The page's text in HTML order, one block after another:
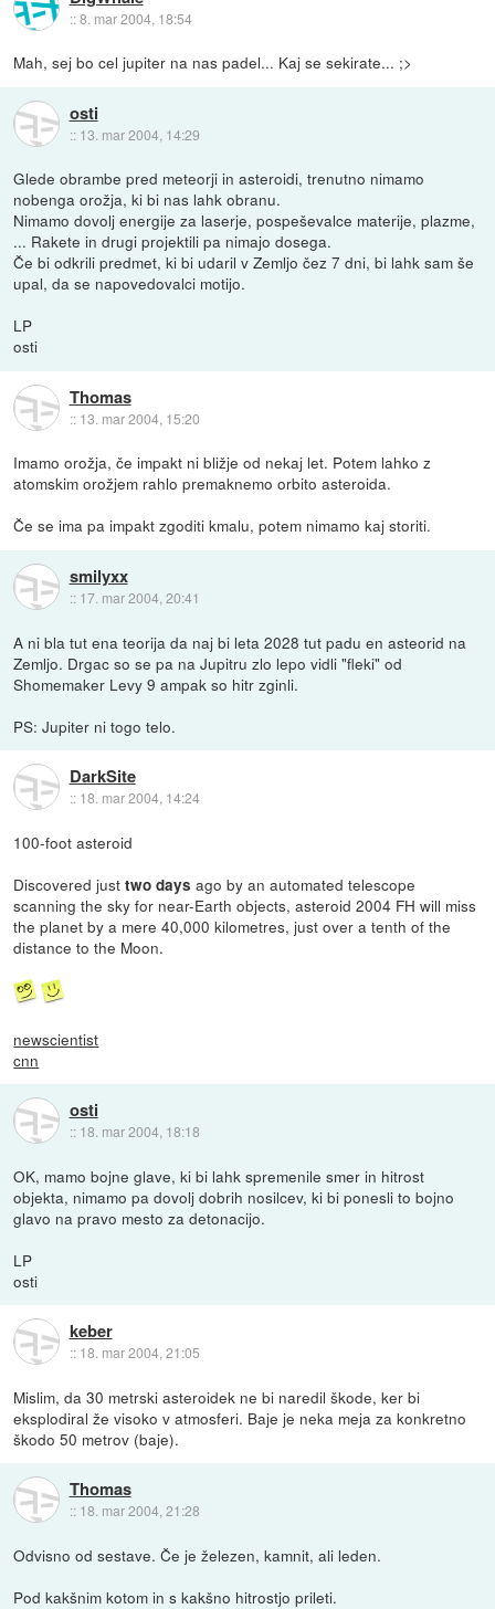
::8. mar 2004, 18:54
Mah, sej bo cel jupiter na nas padel... Kaj se sekirate... ;>
osti
:: 13. mar 2004, 14:29
Glede obrambe pred meteorji in asteroidi, trenutno nimamo
nobenga orožja, ki bi nas lahk obranu.
Nimamo dovolj energije za laserje, pospeševalce materije, plazme,
... Rakete in drugi projektili pa nimajo dosega.
Če bi odkrili predmet, ki bi udaril v Zemljo čez 7 dni, bi lahk sam še
upal, da se napovedovalci motijo.
LP
osti
Thomas
:: 13. mar 2004, 15:20
Imamo orožja, če impakt ni bližje od nekaj let. Potem lahko z
atomskim orožjem rahlo premaknemo orbito asteroida.
Če se ima pa impakt zgoditi kmalu, potem nimamo kaj storiti.
smilyxx
:: 17. mar 2004, 20:41
A ni bla tut ena teorija da naj bi leta 2028 tut padu en asteorid na
Zemljo. Drgac so se pa na Jupitru zlo lepo vidli "fleki" od
Shomemaker Levy 9 ampak so hitr zginli.
PS: Jupiter ni togo telo.
DarkSite
:: 18. mar 2004, 14:24
100-foot asteroid
Discovered justtwo daysago by an automated telescope
scanning the sky for near-Earth objects, asteroid 2004 FH will miss
the planet by a mere 40,000 kilometres, just over a tenth of the
distance to the Moon.
newscientist
cnn
osti
:: 18. mar 2004, 18:18
OK, mamo bojne glave, ki bi lahk spremenile smer in hitrost
objekta, nimamo pa dovolj dobrih nosilcev, ki bi ponesli to bojno
glavo na pravo mesto za detonacijo.
LP
osti
keber
:: 18. mar 2004, 21:05
Mislim, da 30 metrski asteroidek ne bi naredil škode, ker bi
eksplodiral že visoko v atmosferi. Baje je neka meja za konkretno
škodo 50 metrov (baje).
Thomas
:: 18. mar 2004, 21:28
Odvisno od sestave. Če je železen, kamnit, ali leden.
Pod kakšnim kotom in s kakšno hitrostjo prileti.